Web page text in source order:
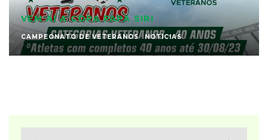
VEM AÍ A COPA PAPA SIRI
CAMPEONATO DE VETERANOS NOTÍCIAS